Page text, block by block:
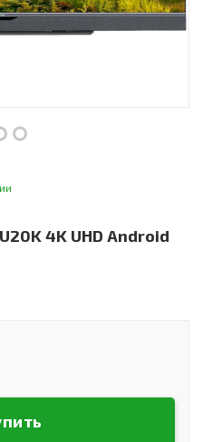
4K UHD Android